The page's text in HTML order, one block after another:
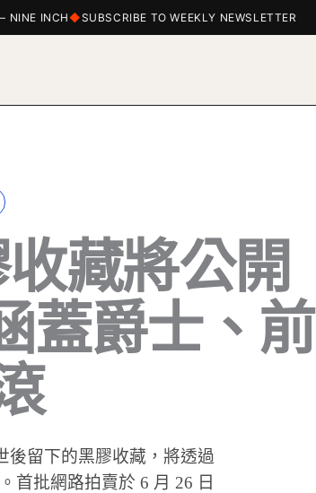
INCH SUBSCRIBE TO WEEKLY NEWSLETTER
藏將公開
蓋爵士、前
後留下的黑膠收藏，將透過
首批網路拍賣於 6 月 26 日